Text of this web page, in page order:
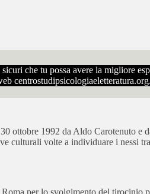
che tu possa avere la migliore
centrostudipsicologiaeletteratura.org.
ottobre 1992 da Aldo Carotenuto
culturali volte a individuare i nessi